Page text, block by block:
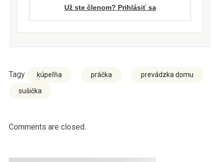
Už ste členom? Prihlásiť sa
Tagy kúpeľňa práčka prevádzka domu
sušička
Comments are closed.